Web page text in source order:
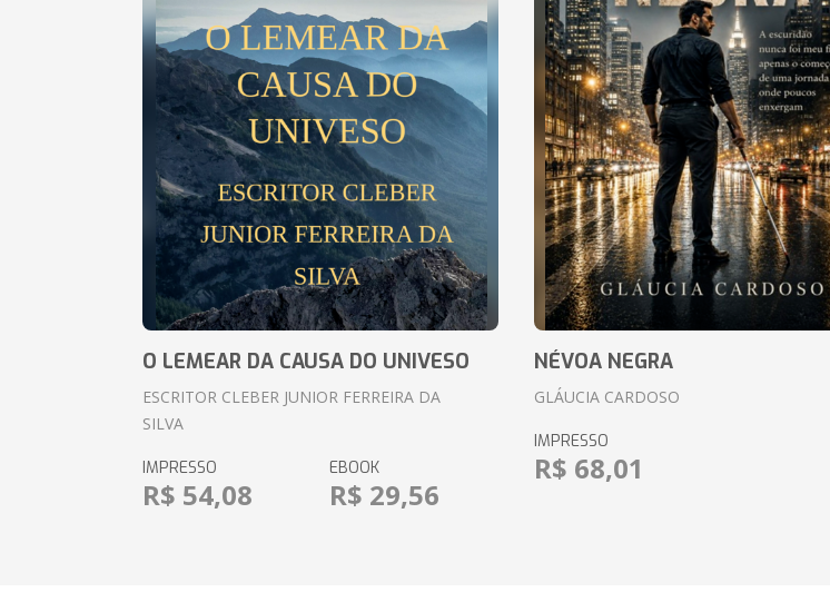
O LEMEAR DA CAUSA DO UNIVESO
ESCRITOR CLEBER JUNIOR FERREIRA DA
SILVA
IMPRESSO
R$ 54,08
EBOOK
R$ 29,56
NÉVOA NEGRA
GLÁUCIA CARDOSO
IMPRESSO
R$ 68,01